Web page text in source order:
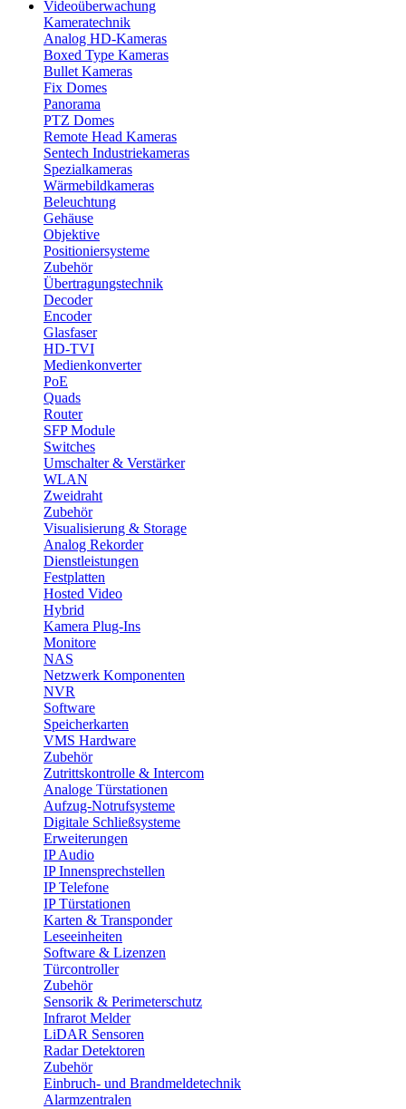
Videoüberwachung
Kameratechnik
Analog HD-Kameras
Boxed Type Kameras
Bullet Kameras
Fix Domes
Panorama
PTZ Domes
Remote Head Kameras
Sentech Industriekameras
Spezialkameras
Wärmebildkameras
Beleuchtung
Gehäuse
Objektive
Positioniersysteme
Zubehör
Übertragungstechnik
Decoder
Encoder
Glasfaser
HD-TVI
Medienkonverter
PoE
Quads
Router
SFP Module
Switches
Umschalter & Verstärker
WLAN
Zweidraht
Zubehör
Visualisierung & Storage
Analog Rekorder
Dienstleistungen
Festplatten
Hosted Video
Hybrid
Kamera Plug-Ins
Monitore
NAS
Netzwerk Komponenten
NVR
Software
Speicherkarten
VMS Hardware
Zubehör
Zutrittskontrolle & Intercom
Analoge Türstationen
Aufzug-Notrufsysteme
Digitale Schließsysteme
Erweiterungen
IP Audio
IP Innensprechstellen
IP Telefone
IP Türstationen
Karten & Transponder
Leseeinheiten
Software & Lizenzen
Türcontroller
Zubehör
Sensorik & Perimeterschutz
Infrarot Melder
LiDAR Sensoren
Radar Detektoren
Zubehör
Einbruch- und Brandmeldetechnik
Alarmzentralen